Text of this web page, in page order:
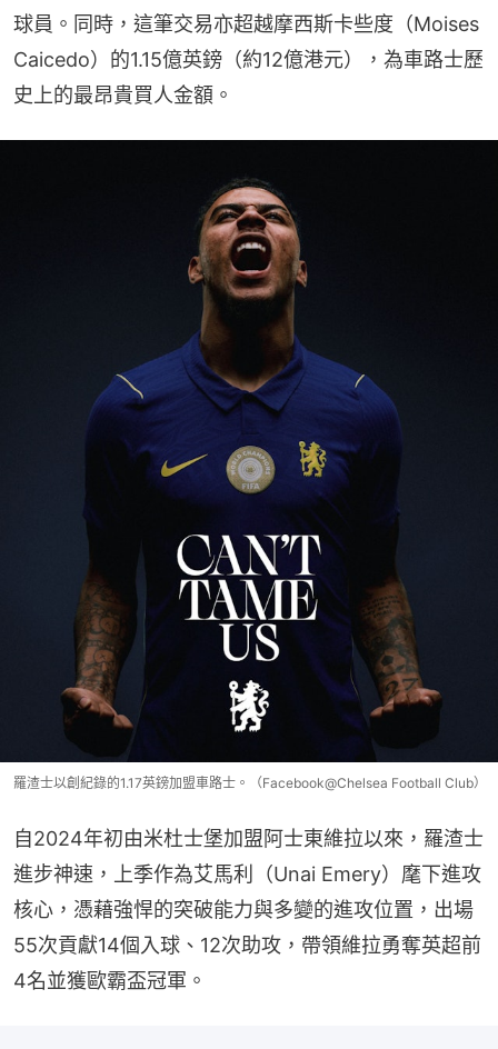
球員。同時，這筆交易亦超越摩西斯卡些度（Moises
Caicedo）的1.15億英鎊（約12億港元），為車路士歷
史上的最昂貴買人金額。
羅渣士以創紀錄的1.17英鎊加盟車路士。（Facebook@Chelsea Football Club）
自2024年初由米杜士堡加盟阿士東維拉以來，羅渣士
進步神速，上季作為艾馬利（Unai Emery）麾下進攻
核心，憑藉強悍的突破能力與多變的進攻位置，出場
55次貢獻14個入球、12次助攻，帶領維拉勇奪英超前
4名並獲歐霸盃冠軍。